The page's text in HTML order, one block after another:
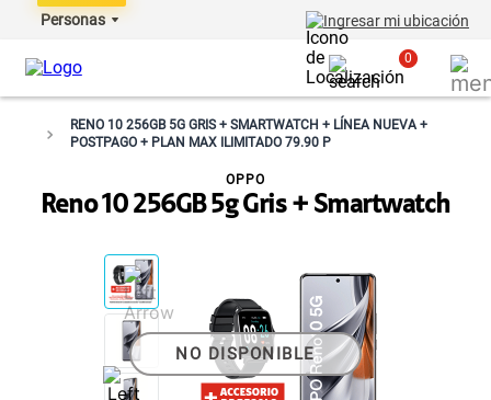
Personas Ingresar mi ubicación
0